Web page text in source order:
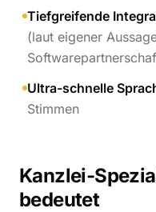
Tiefgreifende
(laut eigener
Ultra-schnelle
Stimmen
Kanzlei-
bedeutet